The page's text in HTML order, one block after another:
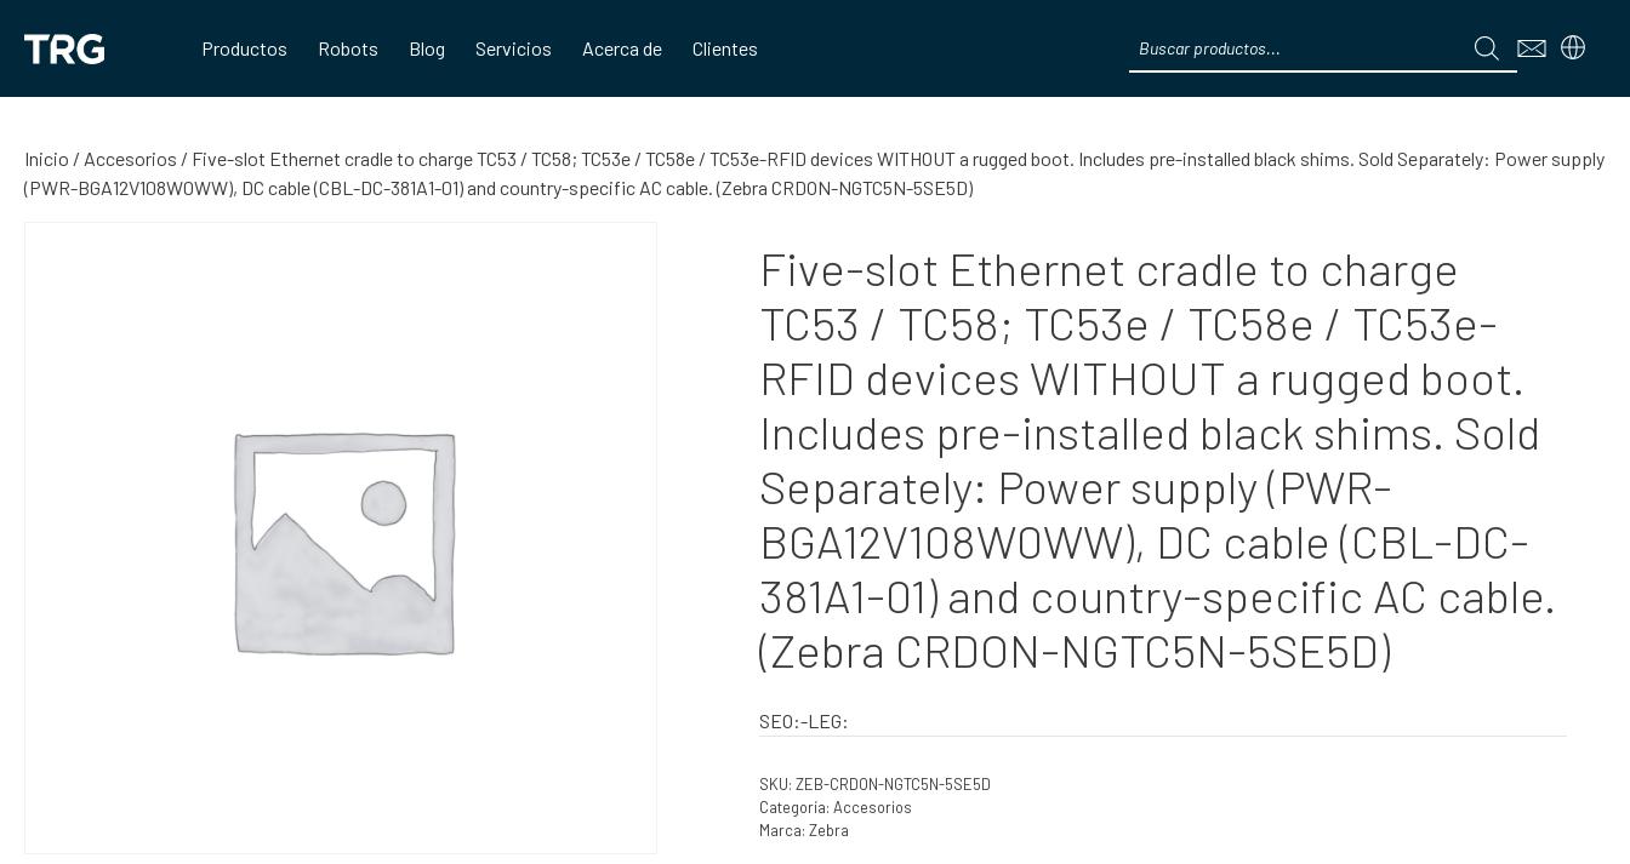
contenido
Productos Robots Blog Servicios Acerca de Clientes
search
Inicio / Accesorios / Five-slot Ethernet cradle to charge TC53 / TC58; TC53e / TC58e / TC53e-RFID devices WITHOUT a rugged boot. Includes pre-installed black shims. Sold Separately: Power supply
(PWR-BGA12V108W0WW), DC cable (CBL-DC-381A1-01) and country-specific AC cable. (Zebra CRDON-NGTC5N-5SE5D)
Five-slot Ethernet cradle to charge
TC53 / TC58; TC53e / TC58e / TC53e-
RFID devices WITHOUT a rugged boot.
Includes pre-installed black shims. Sold
Separately: Power supply (PWR-
BGA12V108W0WW), DC cable (CBL-DC-
381A1-01) and country-specific AC cable.
(Zebra CRDON-NGTC5N-5SE5D)
SEO:-LEG:
SKU: ZEB-CRDON-NGTC5N-5SE5D
Categoría: Accesorios
Marca: Zebra